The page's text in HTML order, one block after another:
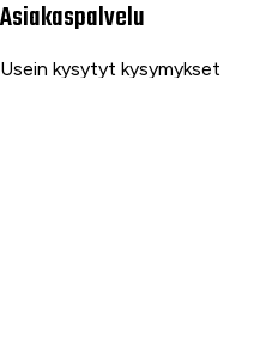
Asiakaspalvelu
Usein kysytyt kysymykset